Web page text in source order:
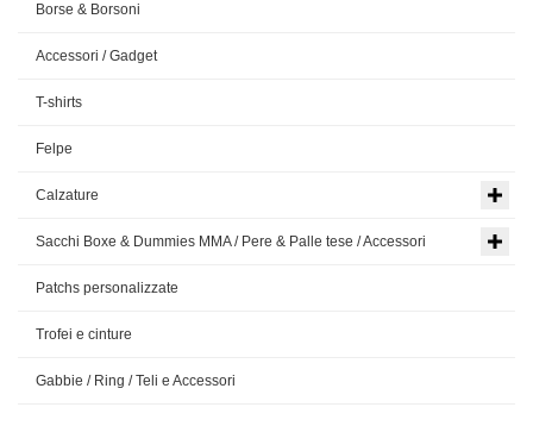
Borse & Borsoni
Accessori / Gadget
T-shirts
Felpe
Calzature
Sacchi Boxe & Dummies MMA / Pere & Palle tese / Accessori
Patchs personalizzate
Trofei e cinture
Gabbie / Ring / Teli e Accessori